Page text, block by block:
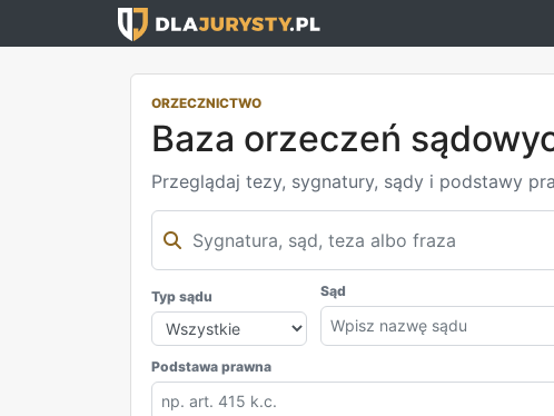
ORZECZNICTWO
Baza orzeczeń
Przeglądaj tezy, sygnatury, sądy i podstawy
Typ sądu Sąd
Podstawa prawna